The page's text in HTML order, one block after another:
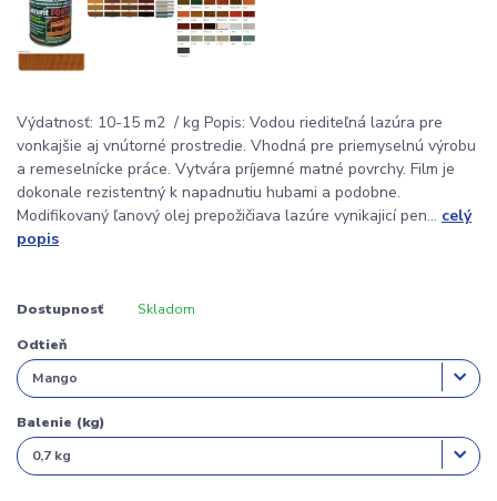
Výdatnosť: 10-15 m2 / kg Popis: Vodou riediteľná lazúra pre
vonkajšie aj vnútorné prostredie. Vhodná pre priemyselnú výrobu
a remeselnícke práce. Vytvára príjemné matné povrchy. Film je
dokonale rezistentný k napadnutiu hubami a podobne.
Modifikovaný ľanový olej prepožičiava lazúre vynikajicí pen... celý
popis
Dostupnosť Skladom
Odtieň
Balenie (kg)